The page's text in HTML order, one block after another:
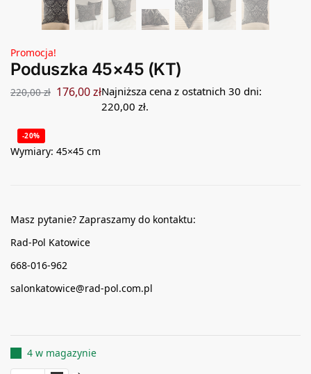
Promocja!
Poduszka 45×45 (KT)
220,00zł 176,00złNajniższa cena z ostatnich 30 dni:
220,00 zł.
-20%
Wymiary: 45×45 cm
Masz pytanie? Zapraszamy do kontaktu:
Rad-Pol Katowice
668-016-962
salonkatowice@rad-pol.com.pl
4 w magazynie